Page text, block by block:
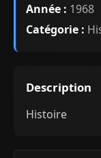
Année : 1968
Catégorie :
Description
Histoire